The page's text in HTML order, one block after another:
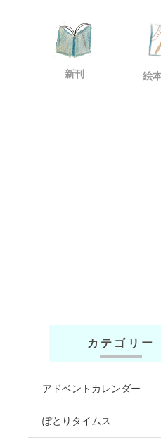
新刊 絵
カテゴリー
アドベントカレンダー
ぽとりタイムス